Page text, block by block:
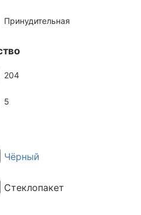
Принудительная
204
5
Чёрный
Стеклопакет